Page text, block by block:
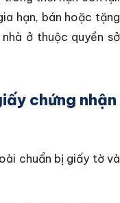
hạn, bán hoặc tặng
ở thuộc quyền sở
chứng nhận
chuẩn bị giấy tờ và